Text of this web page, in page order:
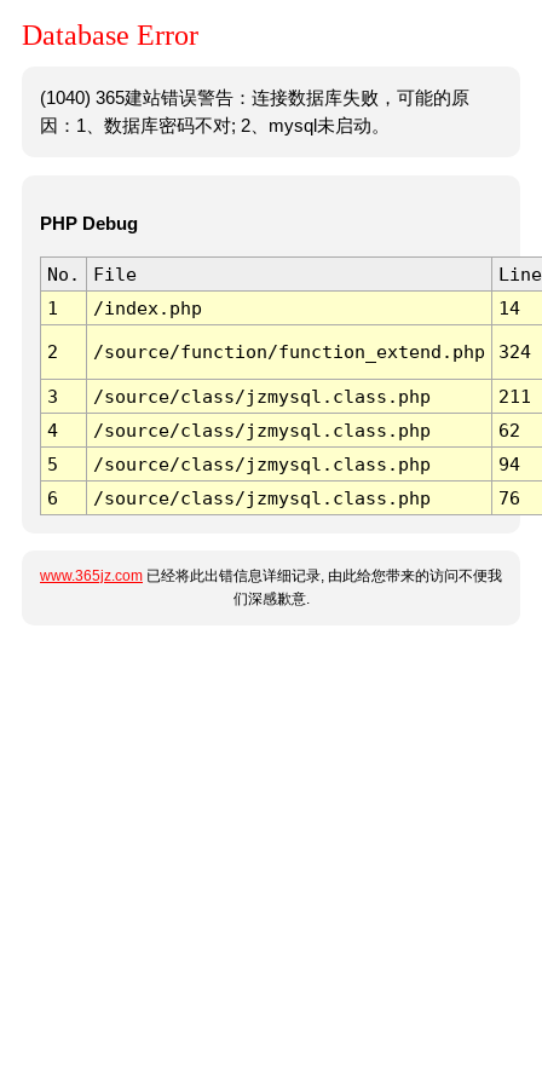
Database Error
(1040) 365建站错误警告：连接数据库失败，可能的原
因：1、数据库密码不对; 2、mysql未启动。
PHP Debug
No. File
Line
1
/index.php 14
2 /source/function/function_extend.php 324
3 /source/class/jzmysql.class.php
211
4
/source/class/jzmysql.class.php
62
5
/source/class/jzmysql.class.php
94
6
/source/class/jzmysql.class.php 76
www.365jz.com 已经将此出错信息详细记录, 由此给您带来的访问不便我
们深感歉意.